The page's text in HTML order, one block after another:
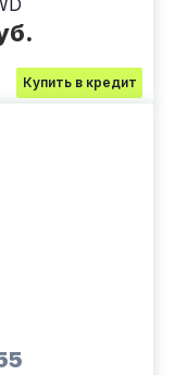
Купить в кредит